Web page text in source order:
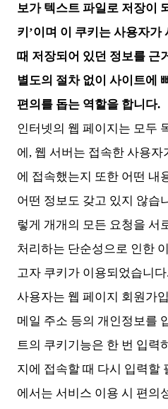
보가 텍스트 파일로 저장이
키’이며 이 쿠키는 사용자
때 저장되어 있던 정보를 근
별도의 절차 없이 사이트에
편의를 돕는 역할을 합니다.
인터넷의 웹 페이지는 모두
에, 웹 서버는 접속한 사용자
에 접속했는지 또한 어떤 내
어떤 정보도 갖고 있지 않습
렇게 개개의 모든 요청을 서
처리하는 단순성으로 인한
고자 쿠키가 이용되었습니다.
사용자는 웹 페이지 회원가
메일 주소 등의 개인정보를
트의 쿠키기능은 한 번 입력
지에 접속할 때 다시 입력할
에서는 서비스 이용 시 편의